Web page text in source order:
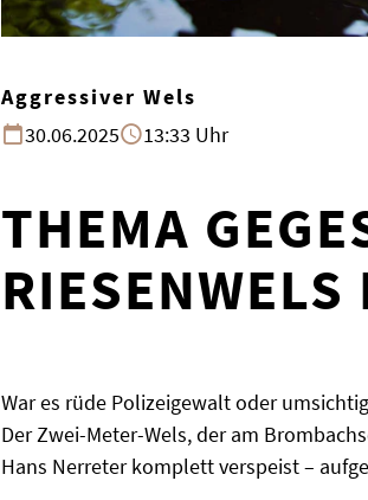
Aggressiver Wels
30.06.2025
13:33 Uhr
THEMA
War es rüde Polizeigewalt oder
Der Zwei-Meter-Wels, der am
Hans Nerreter komplett verspeist –